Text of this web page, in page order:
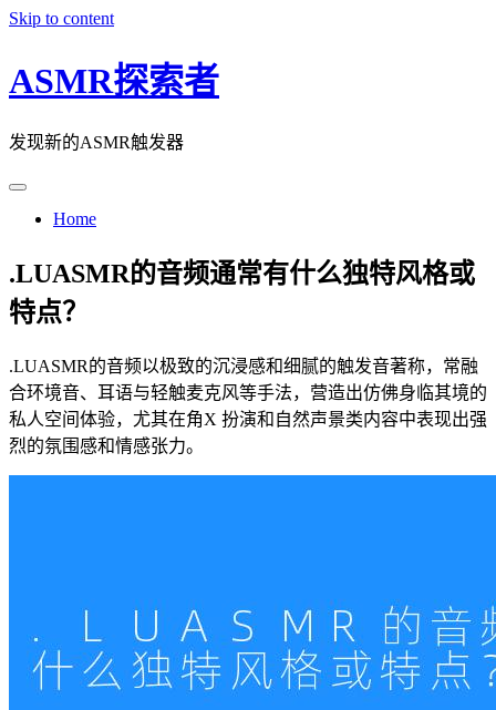
Skip to content
ASMR探索者
发现新的ASMR触发器
Home
.LUASMR的音频通常有什么独特风格或
特点？
.LUASMR的音频以极致的沉浸感和细腻的触发音著称，常融
合环境音、耳语与轻触麦克风等手法，营造出仿佛身临其境的
私人空间体验，尤其在角X 扮演和自然声景类内容中表现出强
烈的氛围感和情感张力。